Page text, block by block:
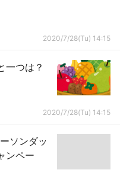
2020/7/28(Tu) 14:15
一つは？
2020/7/28(Tu) 14:15
ソンダッ
ンペー